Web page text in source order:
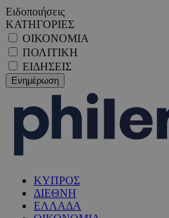
Ειδοποιήσεις
ΚΑΤΗΓΟΡΙΕΣ
ΟΙΚΟΝΟΜΙΑ
ΠΟΛΙΤΙΚΗ
ΕΙΔΗΣΕΙΣ
ΚΥΠΡΟΣ
ΔΙΕΘΝΗ
ΕΛΛΑΔΑ